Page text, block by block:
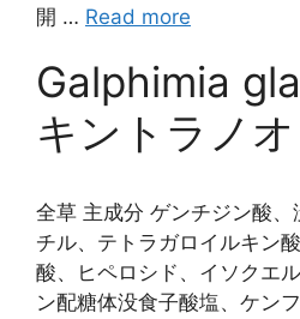
開 … Read more
Galphimia
キントラノオ
全草 主成分 ゲンチジン酸、
チル、テトラガロイルキン
酸、ヒペロシド、イソクエ
ン配糖体没食子酸塩、ケン